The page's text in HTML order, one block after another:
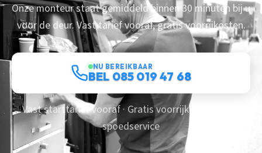
Onze monteur staat gemiddeld binnen 30 minuten bij u
voor de deur. Vast tarief vooraf, gratis voorrijkosten.
NU BEREIKBAAR
BEL 085 019 47 68
Vast starttarief vooraf · Gratis voorrijkosten · 24/7
spoedservice